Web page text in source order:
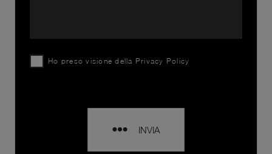
Ho preso visione della Privacy Policy
INVIA